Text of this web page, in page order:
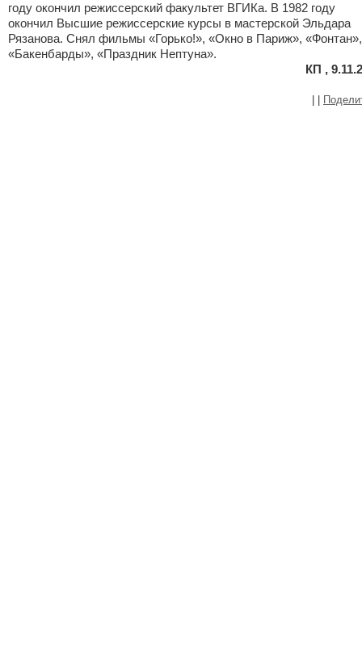
году окончил режиссерский факультет ВГИКа. В 1982 году
окончил Высшие режиссерские курсы в мастерской Эльдара
Рязанова. Снял фильмы «Горько!», «Окно в Париж», «Фонтан»,
«Бакенбарды», «Праздник Нептуна».
КП ,